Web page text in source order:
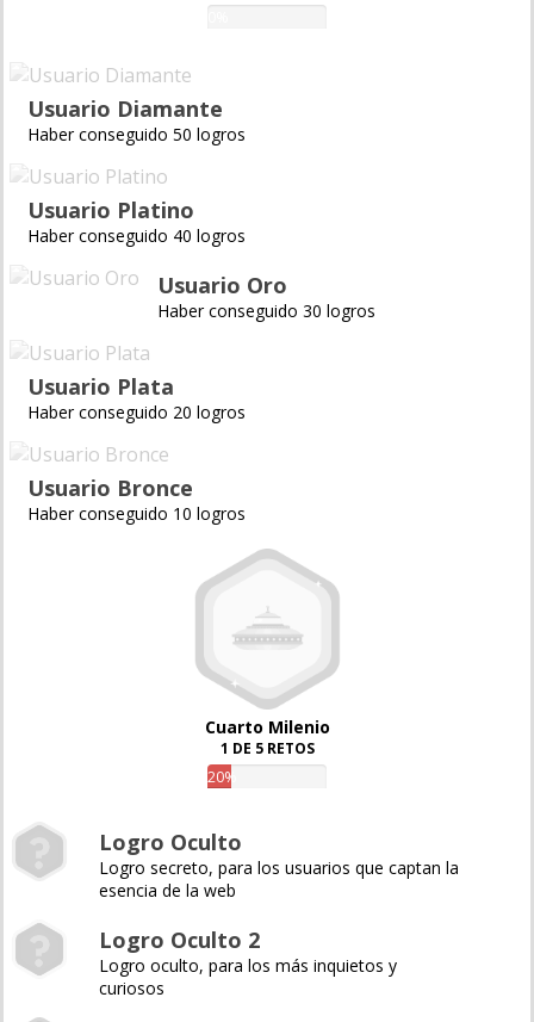
Usuario Diamante
Haber conseguido 50 logros
Usuario Platino
Haber conseguido 40 logros
Usuario Oro
Haber conseguido 30 logros
Usuario Plata
Haber conseguido 20 logros
Usuario Bronce
Haber conseguido 10 logros
Cuarto Milenio
1 DE 5 RETOS
20%
Logro Oculto
Logro secreto, para los usuarios que captan la
esencia de la web
Logro Oculto 2
Logro oculto, para los más inquietos y
curiosos